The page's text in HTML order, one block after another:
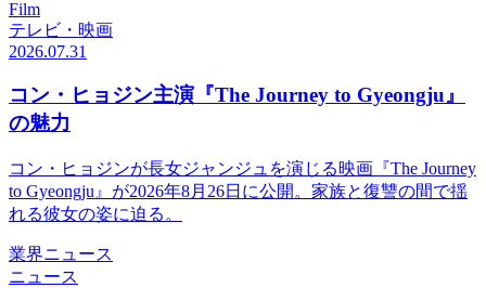
Film
テレビ・映画
2026.07.31
コン・ヒョジン主演『The Journey to Gyeongju』
の魅力
コン・ヒョジンが長女ジャンジュを演じる映画『The Journey
to Gyeongju』が2026年8月26日に公開。家族と復讐の間で揺
れる彼女の姿に迫る。
業界ニュース
ニュース